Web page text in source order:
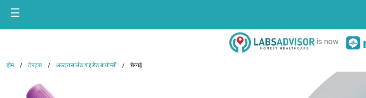
☰
is now
होम टेस्ट्स अल्ट्रासाउंड गाइडेड बायोप्सी चेन्नई